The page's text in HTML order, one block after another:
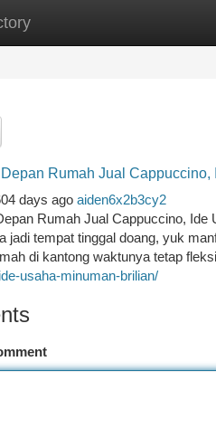
New Site Listings
Rumah Jual
days ago aiden6x2b3cy2
Rumah Jual Cappuccino,
jadi tempat tinggal doang, yuk
di kantong waktunya tetap
usaha-minuman-brilian/